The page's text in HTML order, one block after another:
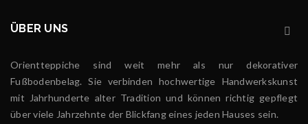
ÜBER UNS
Orientteppiche sind weit mehr als nur dekorativer
Fußbodenbelag. Sie verbinden hochwertige Handwerkskunst
mit Jahrhunderte alter Tradition und können richtig gepflegt
über viele Jahrzehnte der Blickfang eines jeden Hauses sein.